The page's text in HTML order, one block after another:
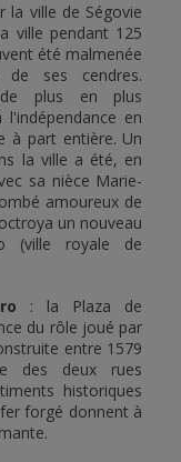
la ville de Ségovie
ville pendant 125
été malmenée
ses cendres.
plus en plus
en
à part entière. Un
la ville a été, en
sa nièce Marie-
amoureux de
un nouveau
(ville royale de
: la Plaza de
du rôle joué par
entre 1579
des deux rues
historiques
forgé donnent à